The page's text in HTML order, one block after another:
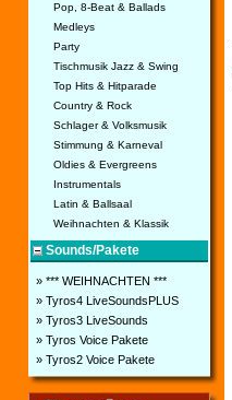
Pop, 8-Beat & Ballads
Medleys
Party
Tischmusik Jazz & Swing
Top Hits & Hitparade
Country & Rock
Schlager & Volksmusik
Stimmung & Karneval
Oldies & Evergreens
Instrumentals
Latin & Ballsaal
Weihnachten & Klassik
Sounds/Pakete
» *** WEIHNACHTEN ***
» Tyros4 LiveSoundsPLUS
» Tyros3 LiveSounds
» Tyros Voice Pakete
» Tyros2 Voice Pakete